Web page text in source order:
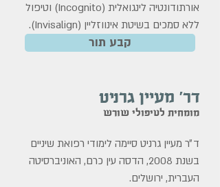
אורתודונטיה לינגואלית (Incognito) וטיפול
ללא סמכים בשיטת אינווזליין (Invisalign).
קבע תור
דר' מעיין גרניט
מומחית לטיפולי שורש
ד״ר מעיין גרניט סיימה לימודי רפואת שיניים
בשנת 2008, הדסה עין כרם, האוניברסיטה
העברית, ירושלים.